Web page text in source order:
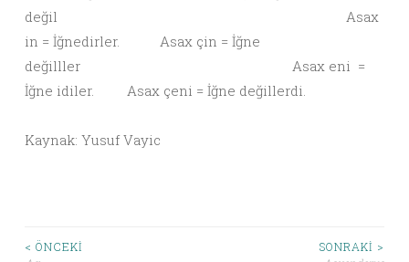
değil Asax
in = İğnedirler. Asax çin = İğne
değilller Asax eni =
İğne idiler. Asax çeni = İğne değillerdi.
Kaynak: Yusuf Vayic
< ÖNCEKI
SONRAKI >